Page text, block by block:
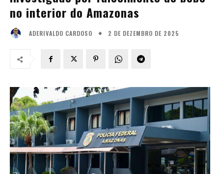
no interior do Amazonas
ADERIVALDO CARDOSO 2 DE DEZEMBRO DE 2025